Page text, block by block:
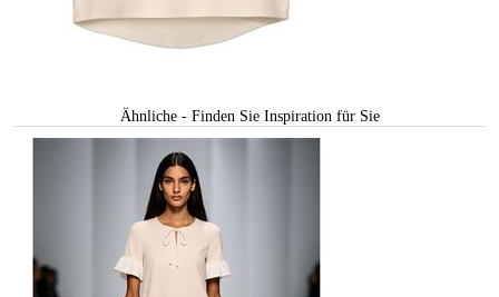
Ähnliche - Finden Sie Inspiration für Sie